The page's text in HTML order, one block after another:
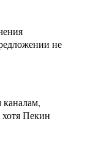
не
Пекин